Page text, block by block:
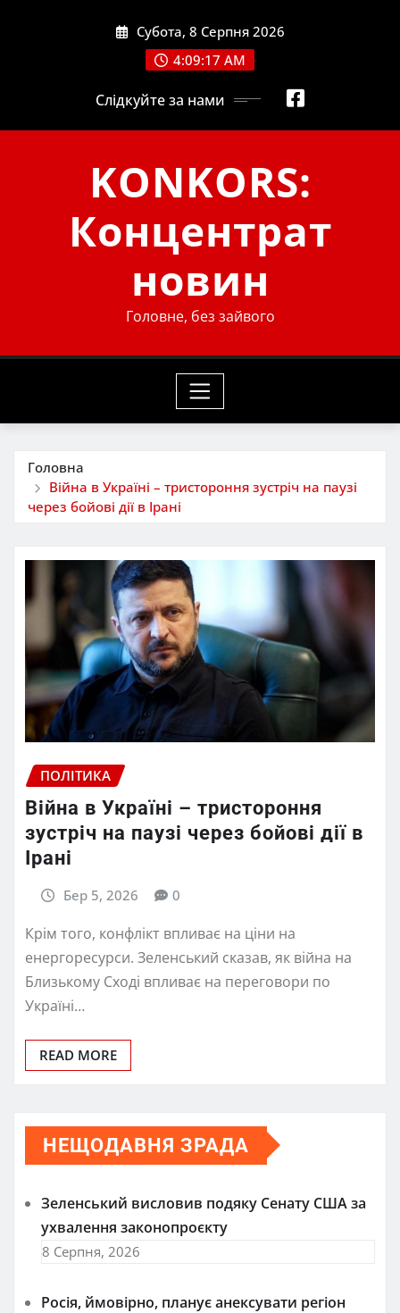
Субота, 8 Серпня 2026
4:09:18 AM
Слідкуйте за нами
KONKORS:
Концентрат
новин
Головне, без зайвого
Головна
Війна в Україні – тристороння зустріч на паузі
через бойові дії в Ірані
ПОЛІТИКА
Війна в Україні – тристороння
зустріч на паузі через бойові дії в
Ірані
Бер 5, 2026 0
Крім того, конфлікт впливає на ціни на
енергоресурси. Зеленський сказав, як війна на
Близькому Сході впливає на переговори по
Україні…
READ MORE
НЕЩОДАВНЯ ЗРАДА
Зеленський висловив подяку Сенату США за
ухвалення законопроєкту
8 Серпня, 2026
Росія, ймовірно, планує анексувати регіон